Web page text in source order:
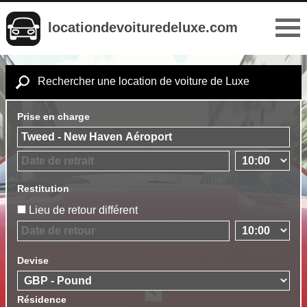
locationdevoituredeluxe.com
Rechercher une location de voiture de Luxe
Prise en charge
Restitution
Lieu de retour différent
Devise
Résidence